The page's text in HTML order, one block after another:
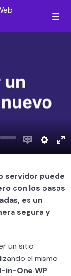
0/3
0/4
0/2
Enable
servidor puede
con los pasos
es un
segura y
un sitio
el mismo
in-One WP